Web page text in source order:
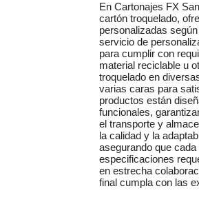
En Cartonajes FX
cartón troquelado,
personalizadas
servicio de
para cumplir con
material reciclable u
troquelado en
varias caras para
productos están
funcionales,
el transporte y
la calidad y la
asegurando que
especificaciones
en estrecha
final cumpla con las